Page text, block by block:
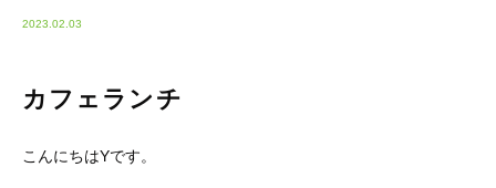
2023.02.03
カフェランチ
こんにちはYです。